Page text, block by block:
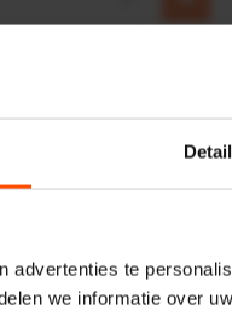
advertenties te
we informatie over